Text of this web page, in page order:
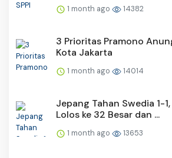
1 month ago 14382
3 Prioritas Pramono
Kota Jakarta
1 month ago 14014
Jepang Tahan Swedia 1-
Lolos ke 32 Besar dan ...
1 month ago 13653